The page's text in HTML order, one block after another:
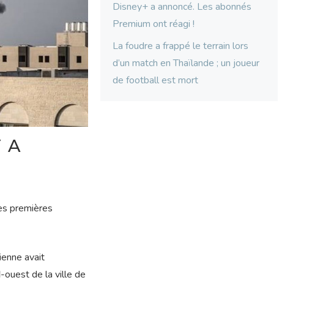
A
premières
avait
ouest de la ville de
Disney+ a annoncé. Les abonnés
Premium ont réagi !
La foudre a frappé le terrain lors
d’un match en Thaïlande ; un joueur
de football est mort